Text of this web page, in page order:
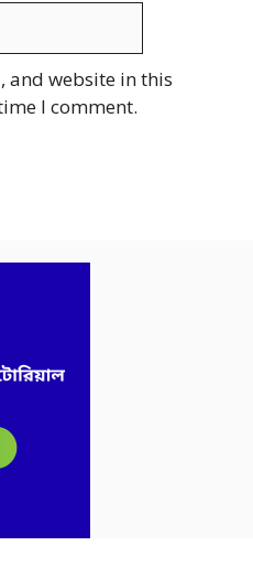
and website in this
I comment.